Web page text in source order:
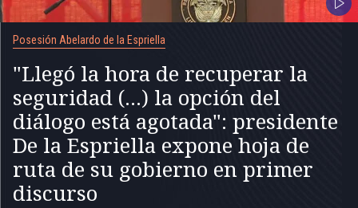
Posesión Abelardo de la Espriella
"Llegó la hora de recuperar la
seguridad (...) la opción del
diálogo está agotada": presidente
De la Espriella expone hoja de
ruta de su gobierno en primer
discurso